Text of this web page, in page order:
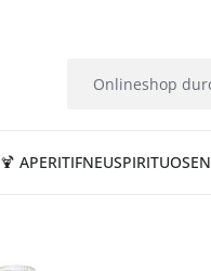
🍹 APERITIFNEUSPIRITUOSEN